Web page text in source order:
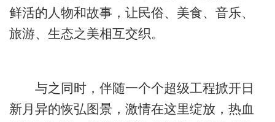
鲜活的人物和故事，让民俗、美食、音乐、
旅游、生态之美相互交织。
与之同时，伴随一个个超级工程掀开日
新月异的恢弘图景，激情在这里绽放，热血